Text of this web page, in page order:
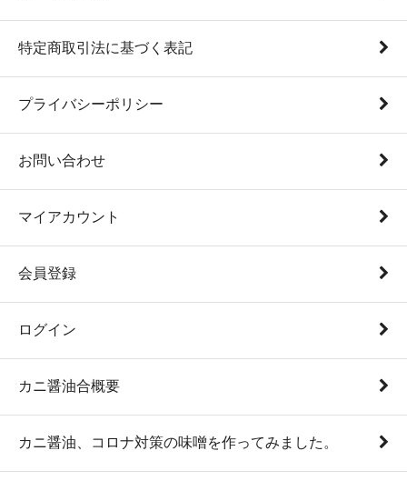
特定商取引法に基づく表記
プライバシーポリシー
お問い合わせ
マイアカウント
会員登録
ログイン
カニ醤油合概要
カニ醤油、コロナ対策の味噌を作ってみました。